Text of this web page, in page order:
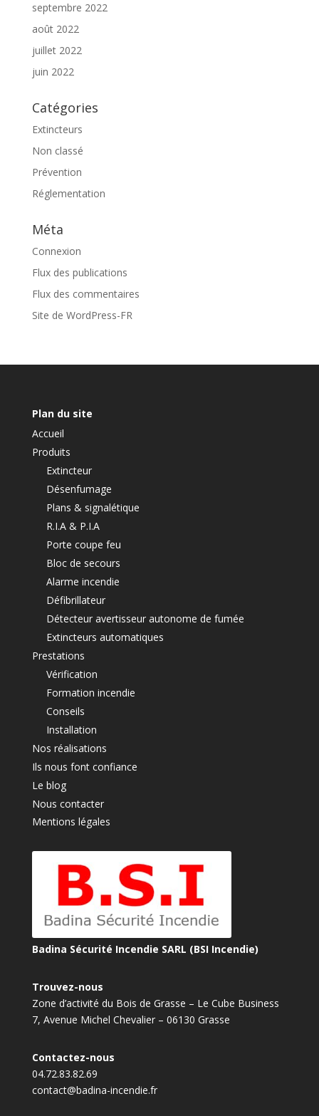
septembre 2022
août 2022
juillet 2022
juin 2022
Catégories
Extincteurs
Non classé
Prévention
Réglementation
Méta
Connexion
Flux des publications
Flux des commentaires
Site de WordPress-FR
Plan du site
Accueil
Produits
Extincteur
Désenfumage
Plans & signalétique
R.I.A & P.I.A
Porte coupe feu
Bloc de secours
Alarme incendie
Défibrillateur
Détecteur avertisseur autonome de fumée
Extincteurs automatiques
Prestations
Vérification
Formation incendie
Conseils
Installation
Nos réalisations
Ils nous font confiance
Le blog
Nous contacter
Mentions légales
Badina Sécurité Incendie SARL (BSI Incendie)
Trouvez-nous
Zone d’activité du Bois de Grasse – Le Cube Business
7, Avenue Michel Chevalier – 06130 Grasse
Contactez-nous
04.72.83.82.69
contact@badina-incendie.fr